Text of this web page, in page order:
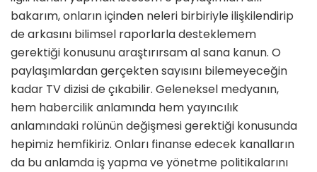
bakarım, onların içinden neleri birbiriyle ilişkilendirip
de arkasını bilimsel raporlarla desteklemem
gerektiği konusunu araştırırsam al sana kanun. O
paylaşımlardan gerçekten sayısını bilemeyeceğin
kadar TV dizisi de çıkabilir. Geleneksel medyanın,
hem habercilik anlamında hem yayıncılık
anlamındaki rolünün değişmesi gerektiği konusunda
hepimiz hemfikiriz. Onları finanse edecek kanalların
da bu anlamda iş yapma ve yönetme politikalarını